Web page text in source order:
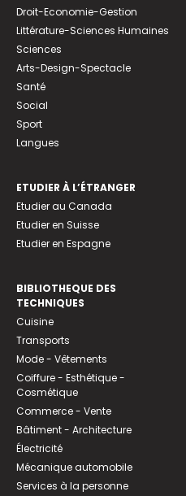
Droit-Economie-Gestion
Littérature-Sciences Humaines
Sciences
Arts-Design-Spectacle
Santé
Social
Sport
Langues
ETUDIER À L’ÉTRANGER
Etudier au Canada
Etudier en Suisse
Etudier en Espagne
BIBLIOTHEQUE DES
TECHNIQUES
Cuisine
Transports
Mode - Vêtements
Coiffure - Esthétique -
Cosmétique
Commerce - Vente
Bâtiment - Architecture
Électricité
Mécanique automobile
Services à la personne